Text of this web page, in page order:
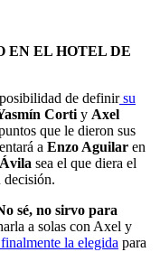
EN EL HOTEL DE
de definirsu
Corti y Axel
que le dieron sus
a Enzo Aguilar en
sea el que diera el
sé, no sirvo para
a solas con Axel y
la elegida para